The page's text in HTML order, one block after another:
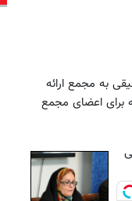
فعالیت‌های سال 92 خانه موسیقی به مجمع ارائه
برای اعضای مجمع